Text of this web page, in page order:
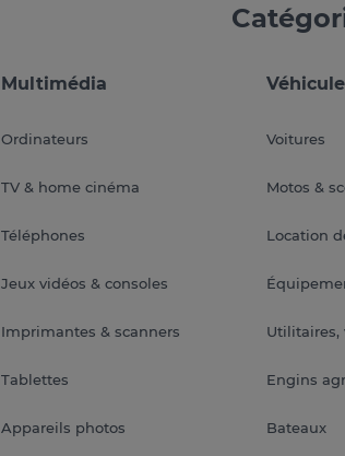
Multimédia
Ordinateurs
TV & home cinéma
Téléphones
Jeux vidéos & consoles
Imprimantes & scanners
Tablettes
Appareils photos
Voitures
Motos &
Location
Utilitaires,
Engins
Bateaux